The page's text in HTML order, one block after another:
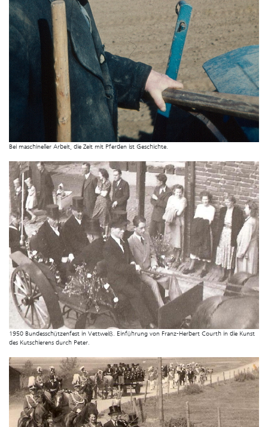
Bei maschineller Arbeit, die Zeit mit Pferden ist Geschichte.
1950 Bundesschützenfest in Vettweiß. Einführung von Franz-Herbert Courth in die Kunst
des Kutschierens durch Peter.